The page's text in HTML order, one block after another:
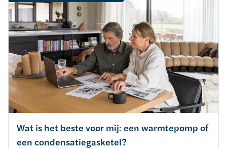
Wat is het beste voor mij: een warmtepomp of
een condensatiegasketel?